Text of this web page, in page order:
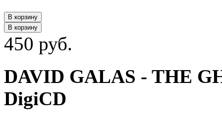
В корзину
В корзину
450 руб.
DAVID GALAS - THE
DigiCD